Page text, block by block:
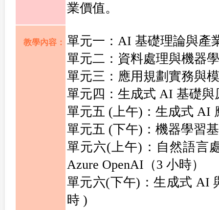
業價值。
教學內容： 單元一：AI 基礎理論與產
單元二：資料處理與機器
單元三：應用規劃實務與
單元四：生成式 AI 基礎
單元五 (上午)：生成式 AI
單元五 (下午)：機器學習
單元六(上午)：自然語言
Azure OpenAI（3 小時）
單元六(下午)：生成式 AI
時 )